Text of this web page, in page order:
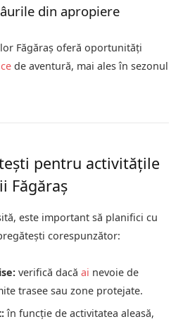
din apropiere
Făgăraș oferă oportunități
de aventură, mai ales în sezonul
pentru activitățile
Făgăraș
este important să planifici cu
corespunzător:
verifică dacă ai nevoie de
trasee sau zone protejate.
în funcție de activitatea aleasă,